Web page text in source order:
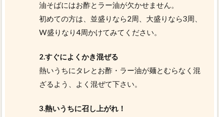
油そばにはお酢とラー油が欠かせません。
初めての方は、並盛りなら2周、大盛りなら3周、
W盛りなり4周かけてみてください。
2.すぐによくかき混ぜる
熱いうちにタレとお酢・ラー油が麺とむらなく混
ざるよう、よく混ぜて下さい。
3.熱いうちに召し上がれ！